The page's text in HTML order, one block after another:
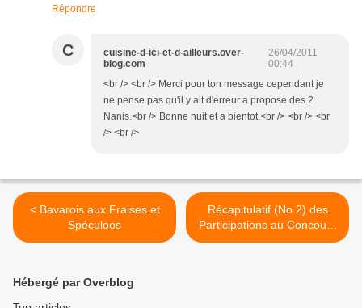
Répondre
C
cuisine-d-ici-et-d-ailleurs.over-
blog.com
26/04/2011
00:44
<br /> <br /> Merci pour ton message cependant je
ne pense pas qu'il y ait d'erreur a propose des 2
Nanis.<br /> Bonne nuit et a bientot.<br /> <br /> <br
/> <br />
< Bavarois aux Fraises et
Spéculoos
Récapitulatif (No 2) des
Participations au Concours
'Tea Time Party' >
Hébergé par Overblog